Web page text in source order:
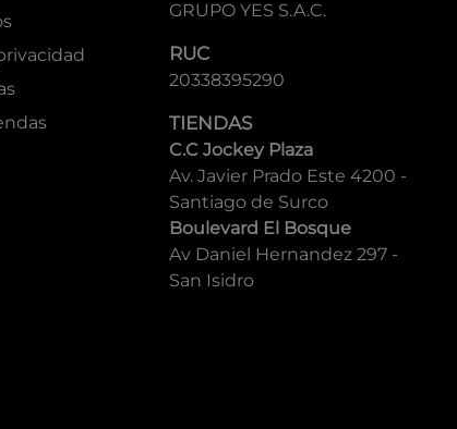
GRUPO YES S.A.C.
RUC
20338395290
TIENDAS
C.C Jockey Plaza
Av. Javier Prado Este 4200 -
Santiago de Surco
Boulevard El Bosque
Av Daniel Hernandez 297 -
San Isidro